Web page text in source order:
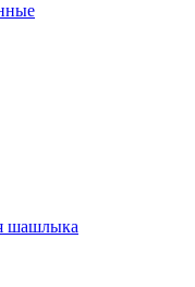
шашлыка